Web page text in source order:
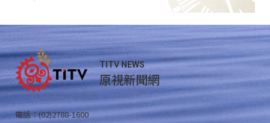
TITV NEWS
原視新聞網
電話：(02)2788-1600